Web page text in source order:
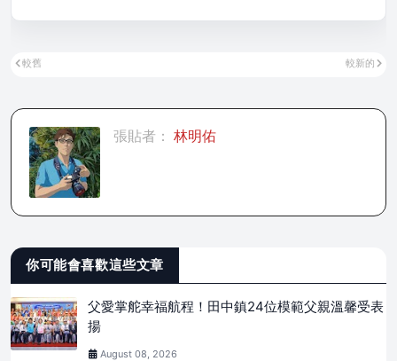
較新的
較舊
張貼者： 林明佑
你可能會喜歡這些文章
父愛掌舵幸福航程！田中鎮24位模範父親溫馨受表
揚
August 08, 2026